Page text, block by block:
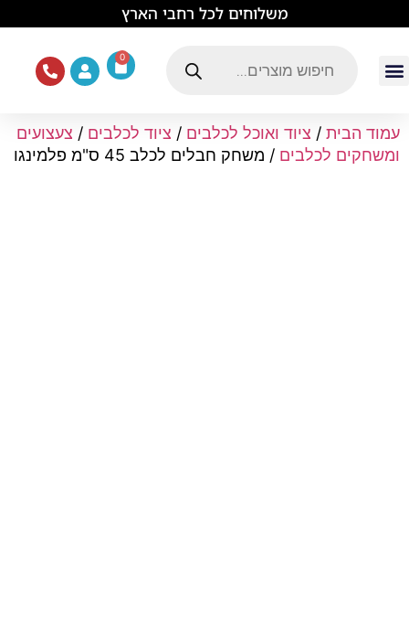
משלוחים לכל רחבי הארץ
0
עמוד הבית / ציוד ואוכל לכלבים / ציוד לכלבים / צעצועים
ומשחקים לכלבים / משחק חבלים לכלב 45 ס"מ פלמינגו